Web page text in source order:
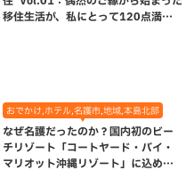
移住生活が、私にとって120点満点
おでかけ,ホテル,名護市,地域,本島北部
なぜ名護だったのか？国内初のビー
チリゾート「コートヤード・バイ・
マリオット沖縄リゾート」に込めら